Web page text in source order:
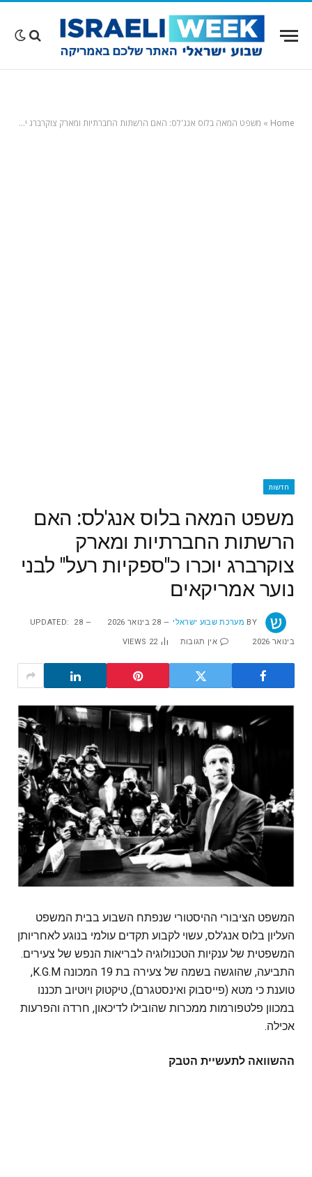
Home
» משפט המאה בלוס אנג'לס: האם הרשתות החברתיות ומארק צוקרברג יוכרו כ"ספקיות רעל" לבני נוער אמריקאים
חדשות
משפט המאה בלוס אנג'לס: האם
הרשתות החברתיות ומארק
צוקרברג יוכרו כ"ספקיות רעל" לבני
נוער אמריקאים
BY מערכת שבוע ישראלי 28 בינואר 2026 UPDATED: 28
בינואר 2026 אין תגובות 22
VIEWS
המשפט הציבורי ההיסטורי שנפתח השבוע בבית המשפט
העליון בלוס אנג'לס, עשוי לקבוע תקדים עולמי בנוגע לאחריותן
המשפטית של ענקיות הטכנולוגיה לבריאות הנפש של צעירים.
התביעה, שהוגשה בשמה של צעירה בת 19 המכונה K.G.M,
טוענת כי מטא (פייסבוק ואינסטגרם), טיקטוק ויוטיוב תכננו
במכוון פלטפורמות ממכרות שהובילו לדיכאון, חרדה והפרעות
אכילה.
ההשוואה לתעשיית הטבק